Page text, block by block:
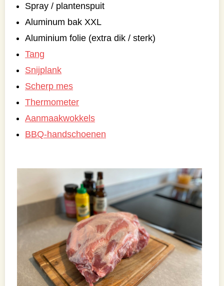
Spray / plantenspuit
Aluminum bak XXL
Aluminium folie (extra dik / sterk)
Tang
Snijplank
Scherp mes
Thermometer
Aanmaakwokkels
BBQ-handschoenen